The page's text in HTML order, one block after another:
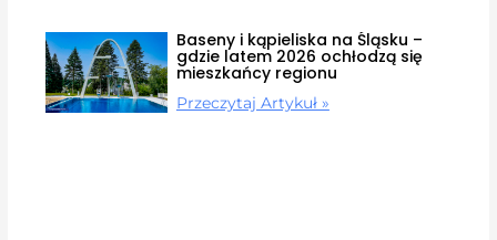
Baseny i kąpieliska na Śląsku –
gdzie latem 2026 ochłodzą się
mieszkańcy regionu
Przeczytaj Artykuł »